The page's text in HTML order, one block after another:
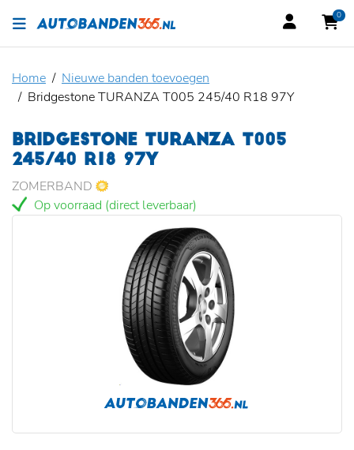
0
Home
Nieuwe banden toevoegen
Bridgestone TURANZA T005 245/40 R18 97Y
BRIDGESTONE TURANZA T005
245/40 R18 97Y
ZOMERBAND
Op voorraad (direct leverbaar)